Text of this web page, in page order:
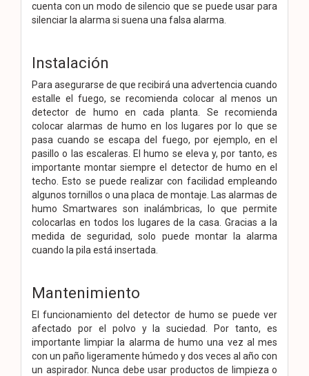
cuenta con un modo de silencio que se puede usar para
silenciar la alarma si suena una falsa alarma.
Instalación
Para asegurarse de que recibirá una advertencia cuando
estalle el fuego, se recomienda colocar al menos un
detector de humo en cada planta. Se recomienda
colocar alarmas de humo en los lugares por lo que se
pasa cuando se escapa del fuego, por ejemplo, en el
pasillo o las escaleras. El humo se eleva y, por tanto, es
importante montar siempre el detector de humo en el
techo. Esto se puede realizar con facilidad empleando
algunos tornillos o una placa de montaje. Las alarmas de
humo Smartwares son inalámbricas, lo que permite
colocarlas en todos los lugares de la casa. Gracias a la
medida de seguridad, solo puede montar la alarma
cuando la pila está insertada.
Mantenimiento
El funcionamiento del detector de humo se puede ver
afectado por el polvo y la suciedad. Por tanto, es
importante limpiar la alarma de humo una vez al mes
con un paño ligeramente húmedo y dos veces al año con
un aspirador. Nunca debe usar productos de limpieza o